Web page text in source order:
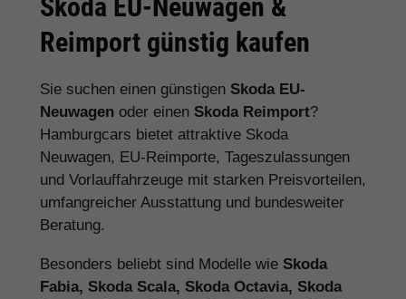
Skoda EU-Neuwagen &
Reimport günstig kaufen
Sie suchen einen günstigen Skoda EU-
Neuwagen oder einen Skoda Reimport?
Hamburgcars bietet attraktive Skoda
Neuwagen, EU-Reimporte, Tageszulassungen
und Vorlauffahrzeuge mit starken Preisvorteilen,
umfangreicher Ausstattung und bundesweiter
Beratung.
Besonders beliebt sind Modelle wie Skoda
Fabia, Skoda Scala, Skoda Octavia, Skoda